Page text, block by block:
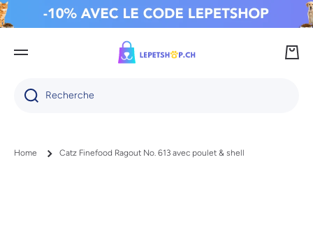
IGNORER ET PASSER AU CONTENU
Recherche
Home Catz Finefood Ragout No. 613 avec poulet & shell